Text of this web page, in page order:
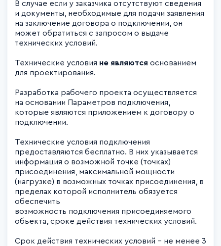
В случае если у заказчика отсутствуют сведения
и документы, необходимые для подачи заявления
на заключение договора о подключении, он
может обратиться с запросом о выдаче
технических условий.
Технические условия не являются основанием
для проектирования.
Разработка рабочего проекта осуществляется
на основании Параметров подключения,
которые являются приложением к договору о
подключении.
Технические условия подключения
предоставляются бесплатно. В них указывается
информация о возможной точке (точках)
присоединения, максимальной мощности
(нагрузке) в возможных точках присоединения, в
пределах которой исполнитель обязуется
обеспечить
возможность подключения присоединяемого
объекта, сроке действия технических условий.
Срок действия технических условий - не менее 3